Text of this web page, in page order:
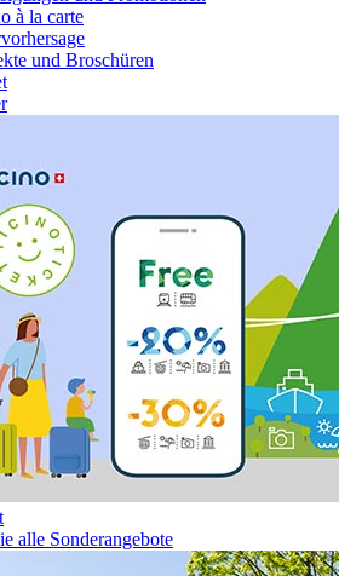
à la carte
und Broschüren
alle Sonderangebote